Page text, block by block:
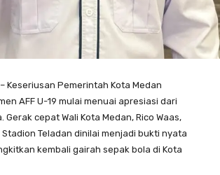
– Keseriusan Pemerintah Kota Medan
AFF U-19 mulai menuai apresiasi dari
cepat Wali Kota Medan, Rico Waas,
Teladan dinilai menjadi bukti nyata
kembali gairah sepak bola di Kota